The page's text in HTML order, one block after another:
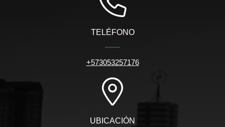
TELÉFONO
+573053257176
UBICACIÓN